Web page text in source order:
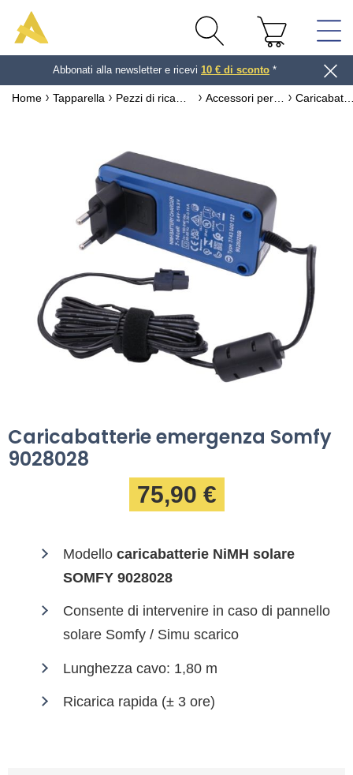
Abbonati alla newsletter e ricevi 10 € di sconto *
Home Tapparella
Caricabatterie emergenza Somfy
9028028
75,90 €
Modello caricabatterie NiMH solare
SOMFY 9028028
Consente di intervenire in caso di pannello
solare Somfy / Simu scarico
Lunghezza cavo: 1,80 m
Ricarica rapida (± 3 ore)